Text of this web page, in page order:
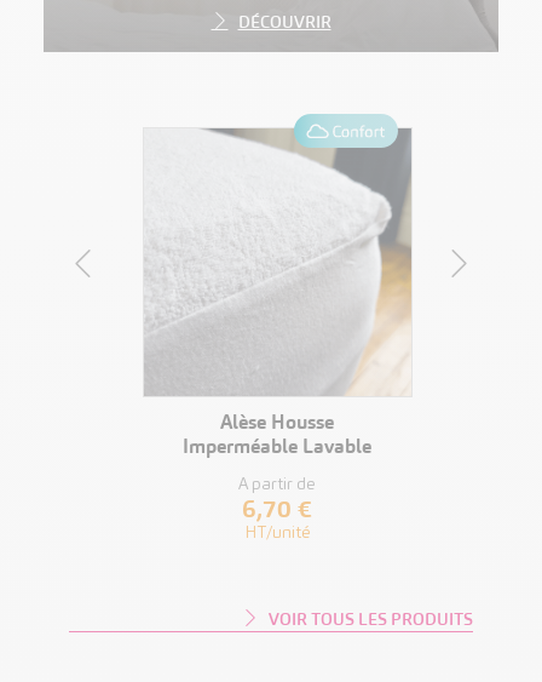
DÉCOUVRIR
VOIR LE PRODUIT
Alèse Housse
Imperméable Lavable
A partir de
6,70 €
HT/unité
VOIR TOUS LES PRODUITS